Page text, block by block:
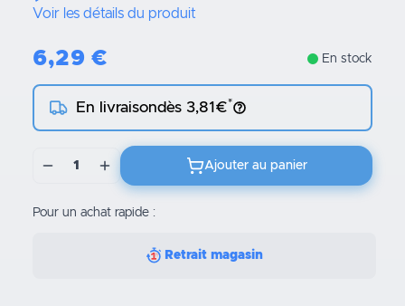
Voir les détails du produit
6,29 € En stock
En livraisondès 3,81€*
1 Ajouter au panier
Pour un achat rapide :
Retrait magasin